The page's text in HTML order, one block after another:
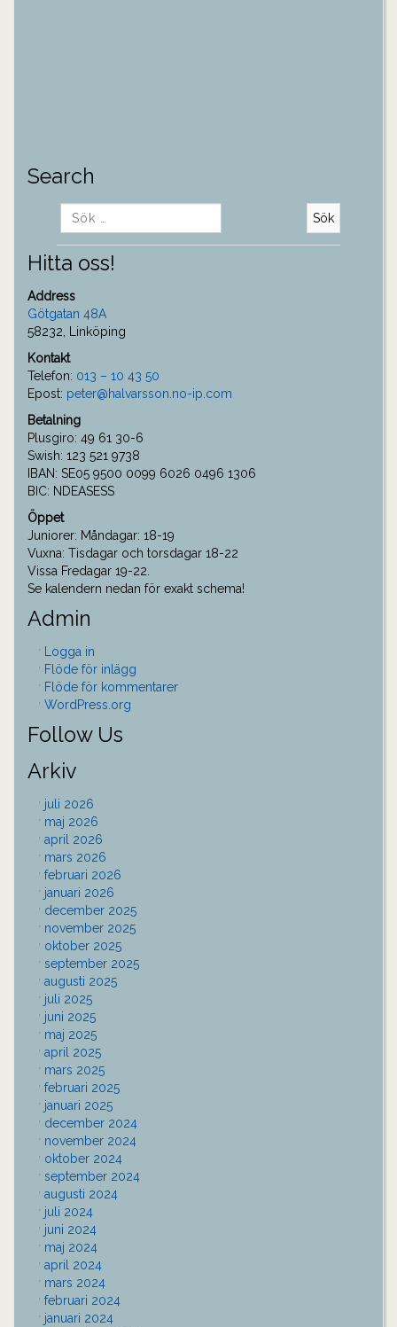
Search
Sök
efter:
Hitta oss!
Address
Götgatan 48A
58232, Linköping
Kontakt
Telefon: 013 – 10 43 50
Epost: peter@halvarsson.no-ip.com
Betalning
Plusgiro: 49 61 30-6
Swish: 123 521 9738
IBAN: SE05 9500 0099 6026 0496 1306
BIC: NDEASESS
Öppet
Juniorer: Måndagar: 18-19
Vuxna: Tisdagar och torsdagar 18-22
Vissa Fredagar 19-22.
Se kalendern nedan för exakt schema!
Admin
Logga in
Flöde för inlägg
Flöde för kommentarer
WordPress.org
Follow Us
Arkiv
juli 2026
maj 2026
april 2026
mars 2026
februari 2026
januari 2026
december 2025
november 2025
oktober 2025
september 2025
augusti 2025
juli 2025
juni 2025
maj 2025
april 2025
mars 2025
februari 2025
januari 2025
december 2024
november 2024
oktober 2024
september 2024
augusti 2024
juli 2024
juni 2024
maj 2024
april 2024
mars 2024
februari 2024
januari 2024